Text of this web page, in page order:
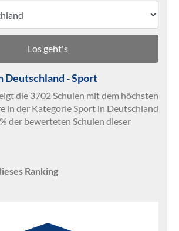
Los geht's
Deutschland - Sport
die 3702 Schulen mit dem höchsten
in der Kategorie Sport in Deutschland
der bewerteten Schulen dieser
Ranking